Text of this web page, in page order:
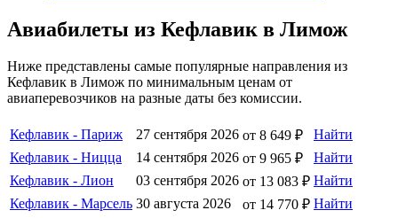
Авиабилеты из Кефлавик в Лимож
Ниже представлены самые популярные направления из
Кефлавик в Лимож по минимальным ценам от
авиаперевозчиков на разные даты без комиссии.
Кефлавик - Париж 27 сентября 2026 от 8 649 ₽
Найти
Кефлавик - Ницца
14 сентября 2026 от 9 965 ₽
Найти
Кефлавик - Лион
03 сентября 2026 от 13 083 ₽ Найти
Кефлавик - Марсель 30 августа 2026 от 14 770 ₽ Найти